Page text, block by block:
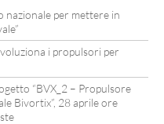
nazionale per mettere in
i propulsori per
“BVX_2 – Propulsore
Bivortix”, 28 aprile ore